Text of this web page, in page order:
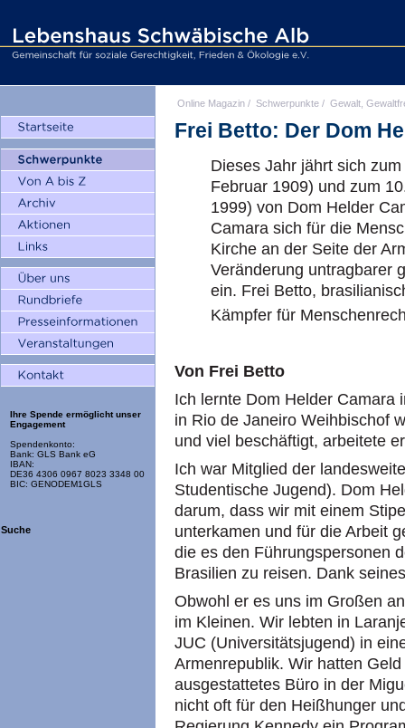
Ihre Spende ermöglicht unser
Engagement
Spendenkonto:
Bank: GLS Bank eG
IBAN:
DE36 4306 0967 8023 3348 00
BIC: GENODEM1GLS
Suche
Online Magazin / Schwerpunkte / Gewalt,
Frei Betto: Der Dom
Dieses Jahr jährt sich
Februar 1909) und zum
1999) von Dom Helder
Camara sich für die
Kirche an der Seite der
Veränderung untragbarer
ein. Frei Betto,
Kämpfer für
Von Frei Betto
Ich lernte Dom Helder Camara
in Rio de Janeiro Weihbischof
und viel beschäftigt, arbeitete
Ich war Mitglied der
Studentische Jugend). Dom
darum, dass wir mit einem
unterkamen und für die Arbeit
die es den Führungspersonen
Brasilien zu reisen. Dank
Obwohl er es uns im Großen
im Kleinen. Wir lebten in
JUC (Universitätsjugend) in
Armenrepublik. Wir hatten
ausgestattetes Büro in der
nicht oft für den Heißhunger